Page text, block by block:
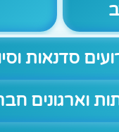
סדנאות
וארגונים